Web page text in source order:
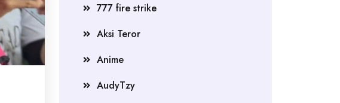
777 fire strike
Aksi Teror
Anime
AudyTzy